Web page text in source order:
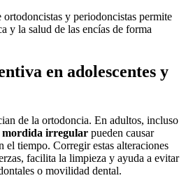
y periodoncistas permite
y la salud de las encías de forma
en adolescentes y
de la ortodoncia. En adultos, incluso
mordida irregular pueden causar
el tiempo. Corregir estas alteraciones
facilita la limpieza y ayuda a evitar
o movilidad dental.